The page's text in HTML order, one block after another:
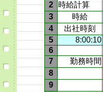
2
時給計算
3
時給
4
出社時刻
5
8:00:10
6
7
勤務時間
8
9